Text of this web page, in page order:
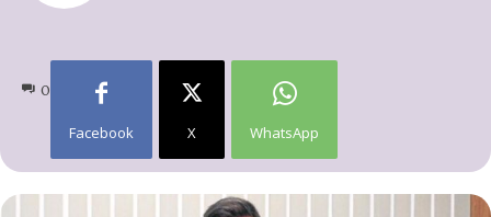
0
Facebook X WhatsApp